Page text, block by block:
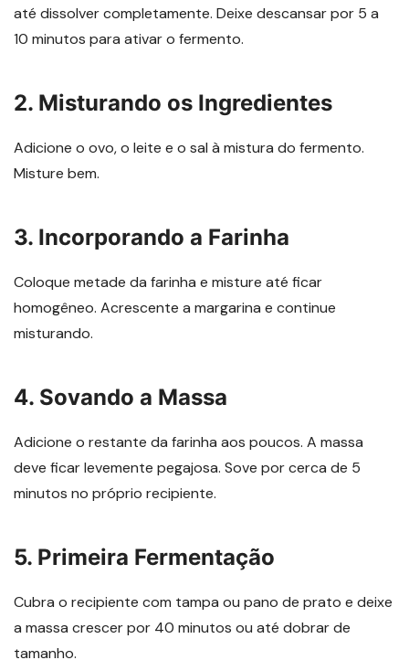
até dissolver completamente. Deixe descansar por 5 a
10 minutos para ativar o fermento.
2. Misturando os Ingredientes
Adicione o ovo, o leite e o sal à mistura do fermento.
Misture bem.
3. Incorporando a Farinha
Coloque metade da farinha e misture até ficar
homogêneo. Acrescente a margarina e continue
misturando.
4. Sovando a Massa
Adicione o restante da farinha aos poucos. A massa
deve ficar levemente pegajosa. Sove por cerca de 5
minutos no próprio recipiente.
5. Primeira Fermentação
Cubra o recipiente com tampa ou pano de prato e deixe
a massa crescer por 40 minutos ou até dobrar de
tamanho.